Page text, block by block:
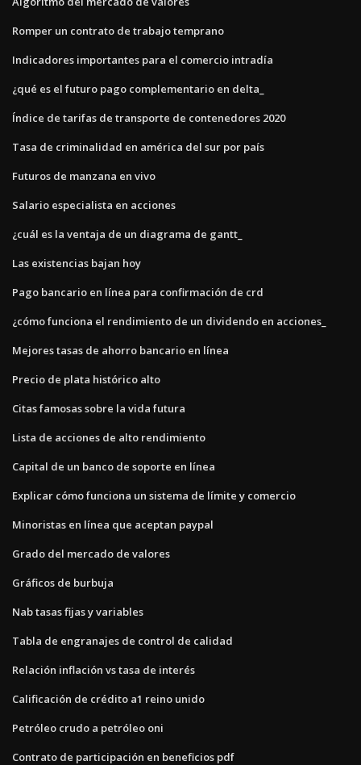
Romper un contrato de trabajo temprano
Indicadores importantes para el comercio intradía
¿qué es el futuro pago complementario en delta_
Índice de tarifas de transporte de contenedores 2020
Tasa de criminalidad en américa del sur por país
Futuros de manzana en vivo
Salario especialista en acciones
¿cuál es la ventaja de un diagrama de gantt_
Las existencias bajan hoy
Pago bancario en línea para confirmación de crd
¿cómo funciona el rendimiento de un dividendo en acciones_
Mejores tasas de ahorro bancario en línea
Precio de plata histórico alto
Citas famosas sobre la vida futura
Lista de acciones de alto rendimiento
Capital de un banco de soporte en línea
Explicar cómo funciona un sistema de límite y comercio
Minoristas en línea que aceptan paypal
Grado del mercado de valores
Gráficos de burbuja
Nab tasas fijas y variables
Tabla de engranajes de control de calidad
Relación inflación vs tasa de interés
Calificación de crédito a1 reino unido
Petróleo crudo a petróleo oni
Contrato de participación en beneficios pdf